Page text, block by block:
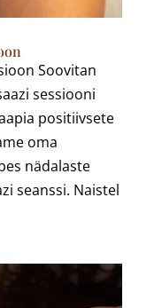
Soovitan
sessiooni
positiivsete
oma
nädalaste
seanssi. Naistel